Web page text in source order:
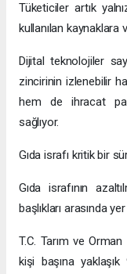
Tüketiciler artık
kullanılan kaynaklara
Dijital teknolojiler
zincirinin izlenebilir
hem de ihracat
sağlıyor.
Gıda israfı kritik bir
Gıda israfının
başlıkları arasında yer
T.C. Tarım ve Orman
kişi başına